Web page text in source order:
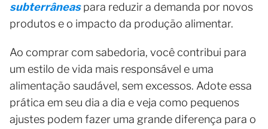
subterrâneaspara reduzir a demanda por novos
produtos e o impacto da produção alimentar.
Ao comprar com sabedoria, você contribui para
um estilo de vida mais responsável e uma
alimentação saudável, sem excessos. Adote essa
prática em seu dia a dia e veja como pequenos
ajustes podem fazer uma grande diferença para o